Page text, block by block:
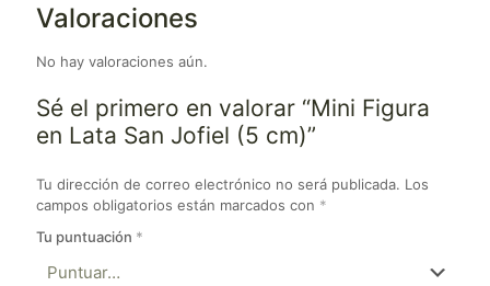
Valoraciones
No hay valoraciones aún.
Sé el primero en valorar “Mini Figura
en Lata San Jofiel (5 cm)”
Tu dirección de correo electrónico no será publicada. Los
campos obligatorios están marcados con *
Tu puntuación *